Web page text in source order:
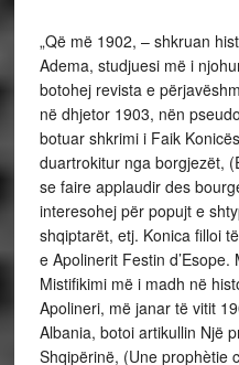
„Që më 1902, – shkruan
Adema, studjuesi më i
botohej revista e
në dhjetor 1903, nën
botuar shkrimi i Faik
duartrokitur nga borgjezët,
se faire applaudir des
interesohej për popujt e
shqiptarët, etj. Konica filloi
e Apolinerit Festin
Mistifikimi më i madh në
Apolineri, më janar të vitit
Albania, botoi artikullin Një
Shqipërinë, (Une prophètie